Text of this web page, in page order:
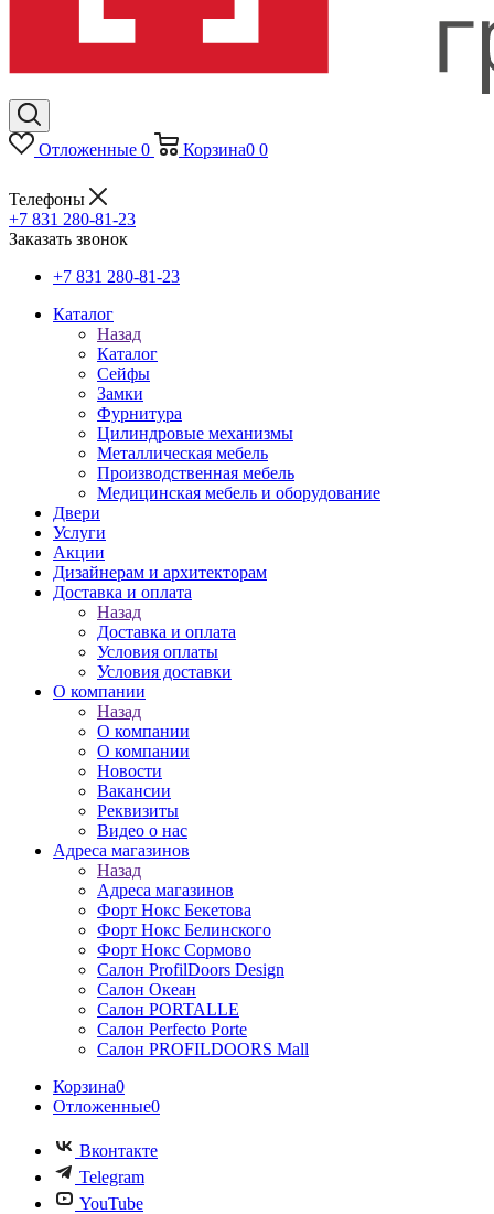
Отложенные 0 Корзина0 0
Телефоны
+7 831 280-81-23
Заказать звонок
+7 831 280-81-23
Каталог
Назад
Каталог
Сейфы
Замки
Фурнитура
Цилиндровые механизмы
Металлическая мебель
Производственная мебель
Медицинская мебель и оборудование
Двери
Услуги
Акции
Дизайнерам и архитекторам
Доставка и оплата
Назад
Доставка и оплата
Условия оплаты
Условия доставки
О компании
Назад
О компании
О компании
Новости
Вакансии
Реквизиты
Видео о нас
Адреса магазинов
Назад
Адреса магазинов
Форт Нокс Бекетова
Форт Нокс Белинского
Форт Нокс Сормово
Салон ProfilDoors Design
Салон Океан
Салон PORTALLE
Салон Perfecto Portе
Салон PROFILDOORS Mall
Корзина0
Отложенные0
Вконтакте
Telegram
YouTube